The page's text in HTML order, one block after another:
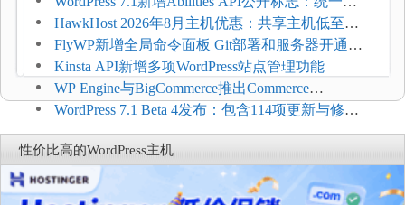
持REST API、MCP与AI代理
HawkHost 2026年8月主机优惠：共享主机低至
$2.61/月，高性能主机同步折扣
FlyWP新增全局命令面板 Git部署和服务器开通更
方便
Kinsta API新增多项WordPress站点管理功能
WP Engine与BigCommerce推出Commerce
Connect：WordPress商店可保留前台体验并扩展电
商能力
WordPress 7.1 Beta 4发布：包含114项更新与修
复，仅建议在测试环境体验
性价比高的WordPress主机